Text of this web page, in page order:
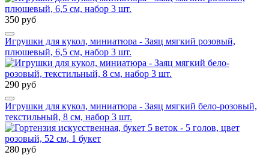
350 руб
Игрушки для кукол, миниатюра - Заяц мягкий розовый,
плюшевый, 6,5 см, набор 3 шт.
290 руб
Игрушки для кукол, миниатюра - Заяц мягкий бело-розовый,
текстильный, 8 см, набор 3 шт.
280 руб